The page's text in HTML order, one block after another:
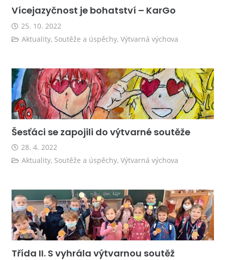
Vícejazyčnost je bohatství – KarGo
25. 10. 2022
Aktuality, Soutěže a úspěchy, Výtvarná výchova
Šesťáci se zapojili do výtvarné soutěže
28. 4. 2022
Aktuality, Soutěže a úspěchy, Výtvarná výchova
Třída II. S vyhrála výtvarnou soutěž